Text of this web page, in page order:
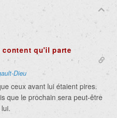
content qu'il parte
Dieu
ceux avant lui étaient pires.
que le prochain sera peut-être